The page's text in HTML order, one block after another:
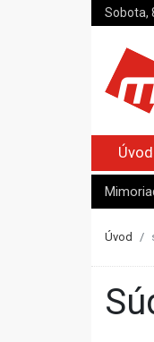
Sobota,
Úvod
Úvod